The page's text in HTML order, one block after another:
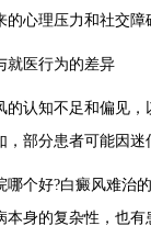
的心理压力和社交
医行为的差异
知不足和偏见，
，部分患者可能因
好?白癜风难治的
本身的复杂性，也